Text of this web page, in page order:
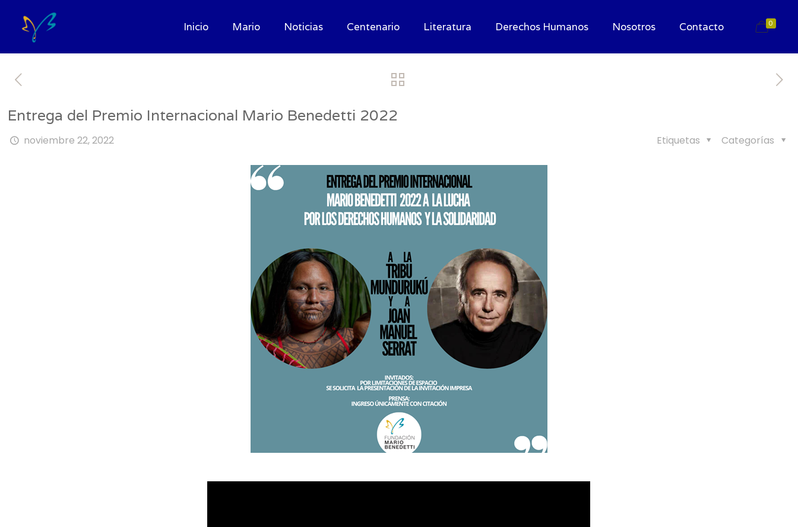
Inicio Mario Noticias Centenario Literatura Derechos Humanos Nosotros Contacto 0
Entrega del Premio Internacional Mario Benedetti 2022
noviembre 22, 2022 Categorías
Etiquetas